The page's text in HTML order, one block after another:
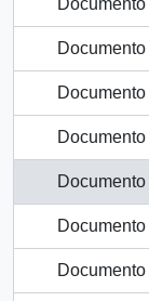
Documento
Documento
Documento
Documento
Documento
Documento
Documento